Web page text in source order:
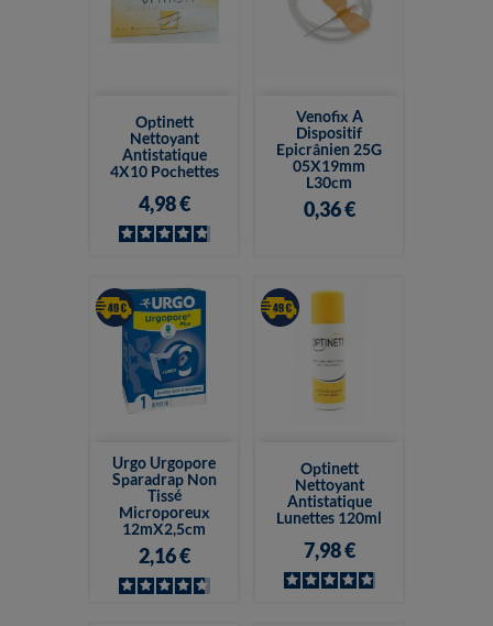
Optinett
Nettoyant
Antistatique
4X10 Pochettes
4,98 €
Venofix A
Dispositif
Epicrânien 25G
05X19mm
L30cm
0,36 €
Urgo Urgopore
Sparadrap Non
Tissé
Microporeux
12mX2,5cm
2,16 €
Optinett
Nettoyant
Antistatique
Lunettes 120ml
7,98 €